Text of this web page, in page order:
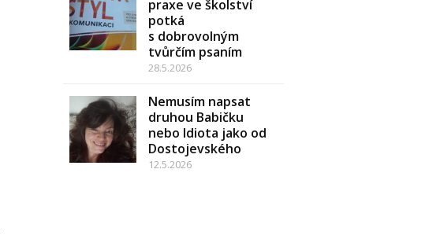
praxe ve školství
potká
s dobrovolným
tvůrčím psaním
28.5.2026
Nemusím napsat
druhou Babičku
nebo Idiota jako od
Dostojevského
12.5.2026